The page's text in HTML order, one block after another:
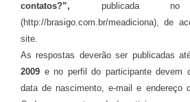
contatos?”, publicada no
(http://brasigo.com.br/meadiciona), de
site.
As respostas deverão ser publicadas
2009 e no perfil do participante devem
data de nascimento, e-mail e endereço